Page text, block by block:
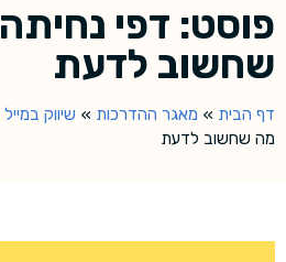
פוסט: דפי
שחשוב לדעת
דף הבית » מאגר ההדרכות » שיווק
מה שחשוב לדעת